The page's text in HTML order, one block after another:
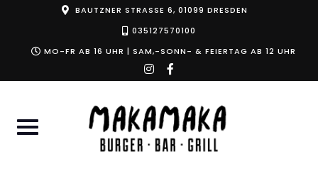
content
BAUTZNER STRASSE 6, 01099 DRESDEN
035127570100
MO-FR AB 16 UHR | SAM,-SONN- & FEIERTAG AB 12 UHR
instagram
f